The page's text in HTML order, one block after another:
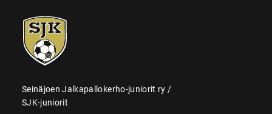
SJK-
juniorit
Seinäjoen Jalkapallokerho-juniorit ry /
SJK-juniorit